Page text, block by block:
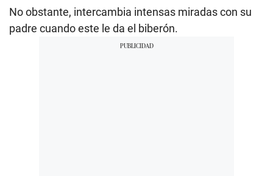
No obstante, intercambia intensas miradas con su
padre cuando este le da el biberón.